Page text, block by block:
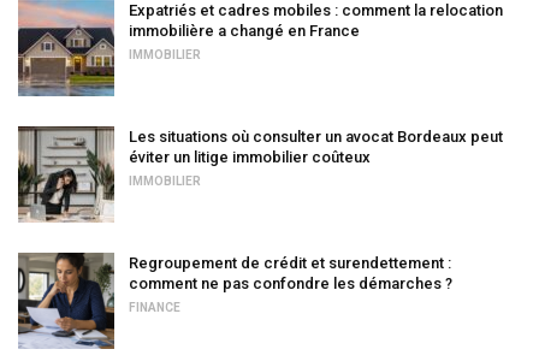
Expatriés et cadres mobiles : comment la relocation
immobilière a changé en France
IMMOBILIER
Les situations où consulter un avocat Bordeaux peut
éviter un litige immobilier coûteux
IMMOBILIER
Regroupement de crédit et surendettement :
comment ne pas confondre les démarches ?
FINANCE